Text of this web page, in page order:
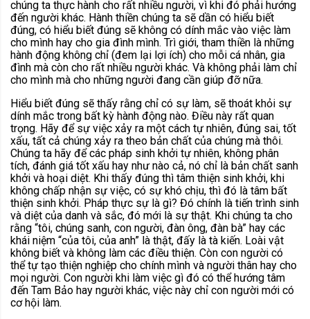
chúng ta thực hành cho rất nhiều người, vì khi đó phải hướng
đến người khác. Hành thiền chúng ta sẽ dần có hiểu biết
đúng, có hiểu biết đúng sẽ không có dính mắc vào việc làm
cho mình hay cho gia đình mình. Trì giới, tham thiền là những
hành động không chỉ (đem lại lợi ích) cho mỗi cá nhân, gia
đình mà còn cho rất nhiều người khác. Và không phải làm chỉ
cho mình mà cho những người đang cần giúp đỡ nữa.
Hiểu biết đúng sẽ thấy rằng chỉ có sự làm, sẽ thoát khỏi sự
dính mắc trong bất kỳ hành động nào. Điều này rất quan
trọng. Hãy để sự việc xảy ra một cách tự nhiên, đúng sai, tốt
xấu, tất cả chúng xảy ra theo bản chất của chúng mà thôi.
Chúng ta hãy để các pháp sinh khởi tự nhiên, không phân
tích, đánh giá tốt xấu hay như nào cả, nó chỉ là bản chất sanh
khởi và hoại diệt. Khi thấy đúng thì tâm thiện sinh khởi, khi
không chấp nhận sự việc, có sự khó chịu, thì đó là tâm bất
thiện sinh khởi. Pháp thực sự là gì? Đó chính là tiến trình sinh
và diệt của danh và sắc, đó mới là sự thật. Khi chúng ta cho
rằng “tôi, chúng sanh, con người, đàn ông, đàn bà” hay các
khái niệm “của tôi, của anh” là thật, đấy là tà kiến. Loài vật
không biết và không làm các điều thiện. Còn con người có
thể tự tạo thiện nghiệp cho chính mình và người thân hay cho
mọi người. Con người khi làm việc gì đó có thể hướng tâm
đến Tam Bảo hay người khác, việc này chỉ con người mới có
cơ hội làm.